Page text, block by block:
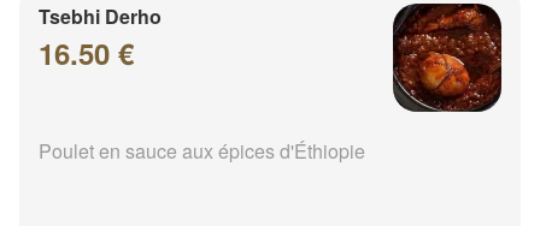
Tsebhi Derho
16.50 €
Poulet en sauce aux épices d'Éthiopie